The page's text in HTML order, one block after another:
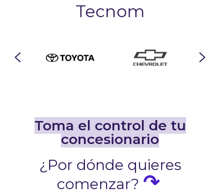
Tecnom
Toma el control de tu
concesionario
¿Por dónde quieres
comenzar? ↷